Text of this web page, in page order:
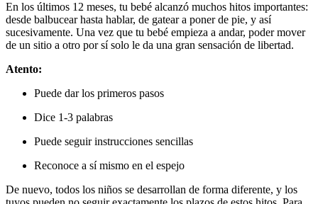
En los últimos 12 meses, tu bebé alcanzó muchos hitos importantes:
desde balbucear hasta hablar, de gatear a poner de pie, y así
sucesivamente. Una vez que tu bebé empieza a andar, poder mover
de un sitio a otro por sí solo le da una gran sensación de libertad.
Atento:
Puede dar los primeros pasos
Dice 1-3 palabras
Puede seguir instrucciones sencillas
Reconoce a sí mismo en el espejo
De nuevo, todos los niños se desarrollan de forma diferente, y los